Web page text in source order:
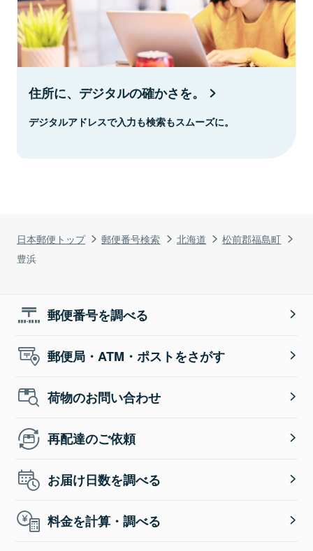
日本郵便トップ 郵便番号検索 北海道
松前郡福島町
豊浜
住所に、デジタルの確かさを。
デジタルアドレスで入力も検索もスムーズに。
郵便番号を調べる
郵便局・ATM・ポストをさがす
荷物のお問い合わせ
再配達のご依頼
お届け日数を調べる
料金を計算・調べる